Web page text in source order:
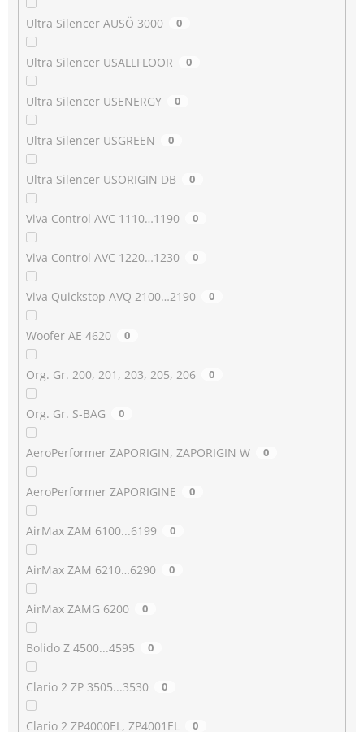
Ultra Silencer AUSÖ 3000 0
Ultra Silencer USALLFLOOR 0
Ultra Silencer USENERGY 0
Ultra Silencer USGREEN 0
Ultra Silencer USORIGIN DB 0
Viva Control AVC 1110…1190 0
Viva Control AVC 1220…1230 0
Viva Quickstop AVQ 2100…2190 0
Woofer AE 4620 0
Org. Gr. 200, 201, 203, 205, 206 0
Org. Gr. S-BAG 0
AeroPerformer ZAPORIGIN, ZAPORIGIN W 0
AeroPerformer ZAPORIGINE 0
AirMax ZAM 6100...6199 0
AirMax ZAM 6210…6290 0
AirMax ZAMG 6200 0
Bolido Z 4500...4595 0
Clario 2 ZP 3505...3530 0
Clario 2 ZP4000EL, ZP4001EL 0